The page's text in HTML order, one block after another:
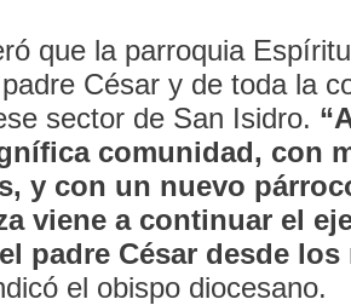
que la parroquia
César y de toda la
sector de San Isidro.
comunidad, con
y con un nuevo
viene a continuar el
padre César desde
el obispo diocesano.